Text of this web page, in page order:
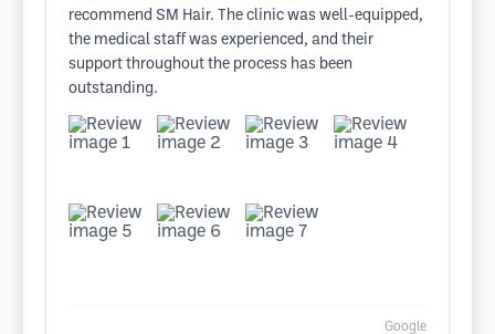
recommend SM Hair. The clinic was well-equipped,
the medical staff was experienced, and their
support throughout the process has been
outstanding.
Google